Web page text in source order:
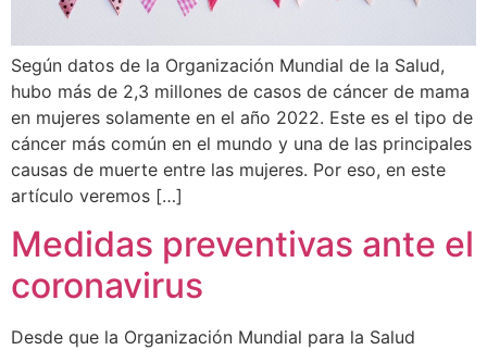
Según datos de la Organización Mundial de la Salud,
hubo más de 2,3 millones de casos de cáncer de mama
en mujeres solamente en el año 2022. Este es el tipo de
cáncer más común en el mundo y una de las principales
causas de muerte entre las mujeres. Por eso, en este
artículo veremos […]
Medidas preventivas ante el
coronavirus
Desde que la Organización Mundial para la Salud